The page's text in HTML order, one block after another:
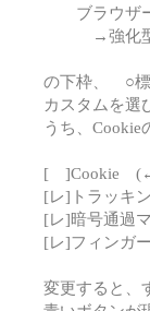
ブラウザー
→強化型ト
の下枠、 ○
カスタムを選
うち、Cookie
[ ]Cookie (←
[レ]トラッキ
[レ]暗号通過
[レ]フィンガ
変更すると、